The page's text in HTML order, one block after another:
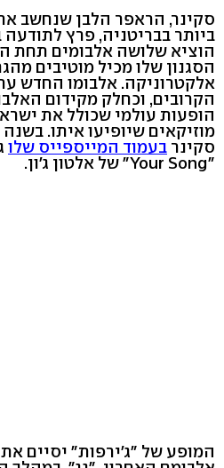
סקינר, הראפר הלבן שנחשב
הוציא שלושה אלבומים תחת
הסגנון שלו מכיל מוטיבים
אלקטרוניקה. אלבומו החדש
הקרובים, וכחלק מקידום
מוזיקאים שיופיעו איתו.
סקינר בעמוד המייספייס שלו
"Your Song" של אלטון ג'ון.
המופע של "ג'ירפות" יסיים